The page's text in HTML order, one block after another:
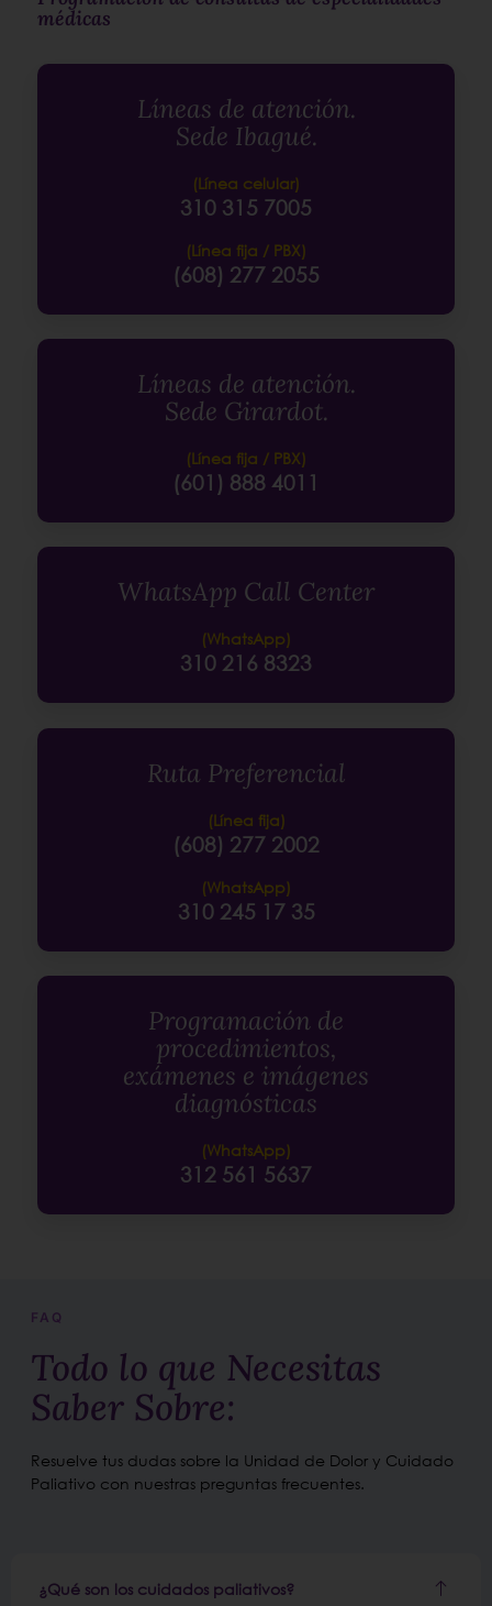
médicas
Líneas de atención.
Sede Ibagué.
(Línea celular)
310 315 7005
(Línea fija / PBX)
(608) 277 2055
Líneas de atención.
Sede Girardot.
(Línea fija / PBX)
(601) 888 4011
WhatsApp Call Center
(WhatsApp)
310 216 8323
Ruta Preferencial
(Línea fija)
(608) 277 2002
(WhatsApp)
310 245 17 35
Programación de
procedimientos,
exámenes e imágenes
diagnósticas
(WhatsApp)
312 561 5637
FAQ
Todo lo que Necesitas
Saber Sobre:
Resuelve tus dudas sobre la Unidad de Dolor y Cuidado
Paliativo con nuestras preguntas frecuentes.
¿Qué son los cuidados paliativos?